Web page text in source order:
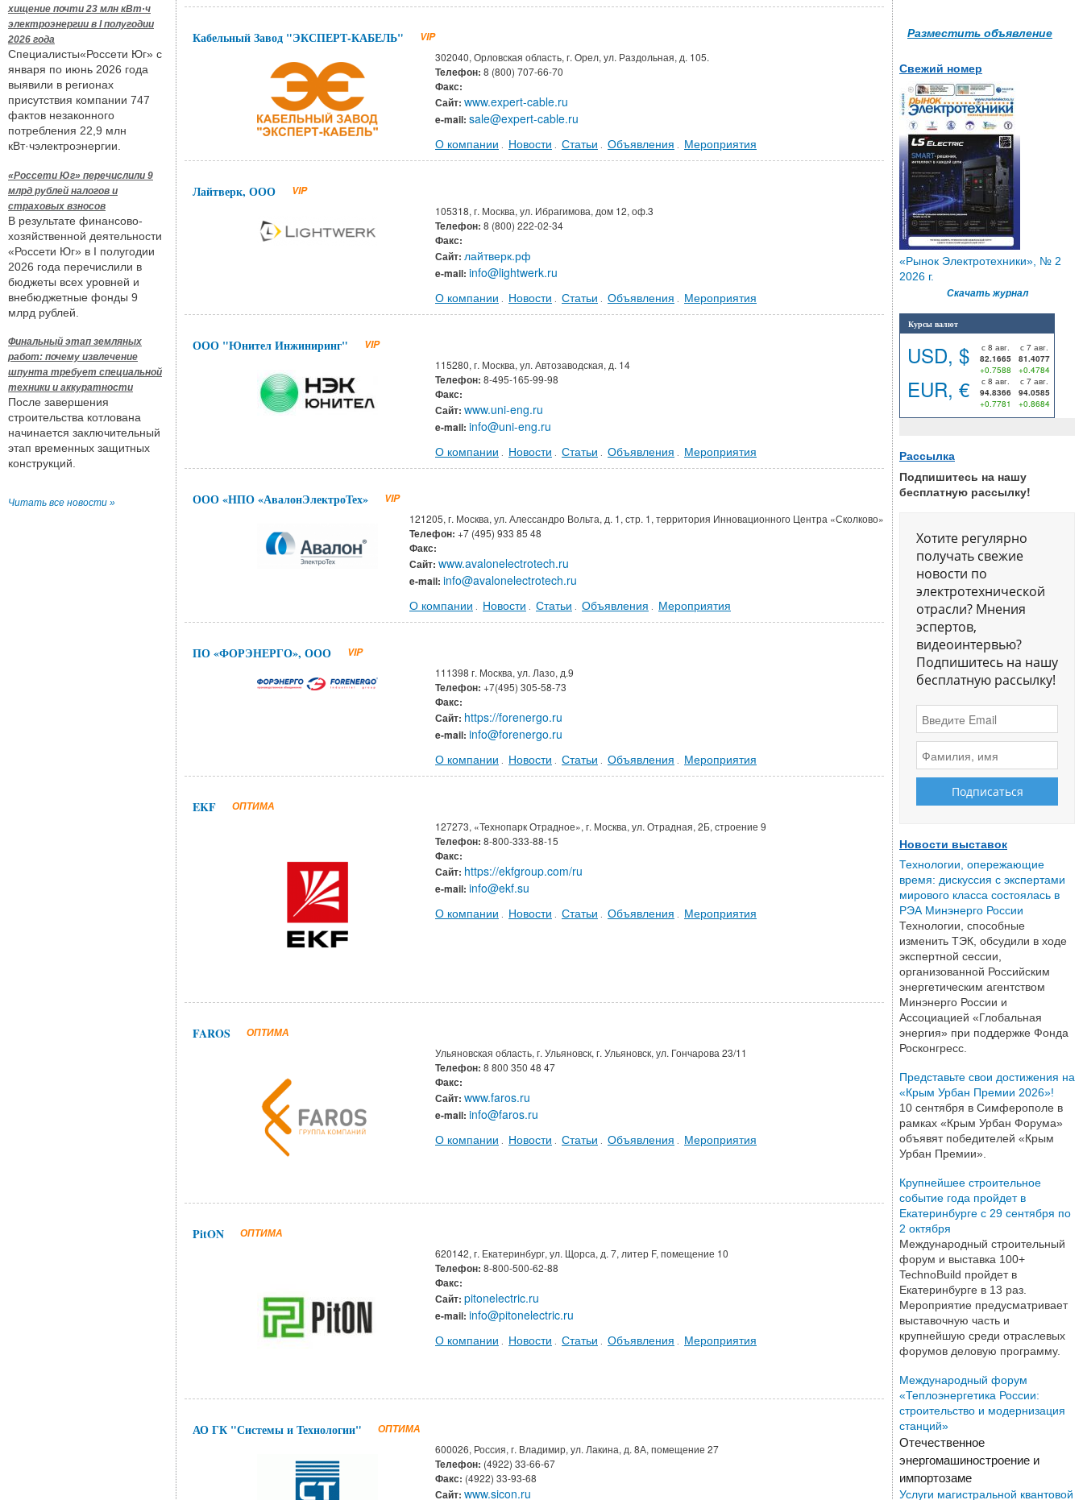
хищение почти 23 млн кВт·ч
электроэнергии в I полугодии
2026 года
Специалисты«Россети Юг» с
января по июнь 2026 года
выявили в регионах
присутствия компании 747
фактов незаконного
потребления 22,9 млн
кВт·чэлектроэнергии.
«Россети Юг» перечислили 9
млрд рублей налогов и
страховых взносов
В результате финансово-
хозяйственной деятельности
«Россети Юг» в I полугодии
2026 года перечислили в
бюджеты всех уровней и
внебюджетные фонды 9
млрд рублей.
Финальный этап земляных
работ: почему извлечение
шпунта требует специальной
техники и аккуратности
После завершения
строительства котлована
начинается заключительный
этап временных защитных
конструкций.
Читать все новости »
Кабельный Завод "ЭКСПЕРТ-КАБЕЛЬ"
VIP
302040, Орловская область, г. Орел, ул. Раздольная, д. 105.
Телефон: 8 (800) 707-66-70
Факс:
Сайт: www.expert-cable.ru
e-mail: sale@expert-cable.ru
О компании
Новости Статьи Объявления Мероприятия
Лайтверк, ООО
VIP
105318, г. Москва, ул. Ибрагимова, дом 12, оф.3
Телефон: 8 (800) 222-02-34
Факс:
Сайт: лайтверк.рф
e-mail: info@lightwerk.ru
О компании
Новости Статьи Объявления Мероприятия
ООО "Юнител Инжиниринг"
VIP
115280, г. Москва, ул. Автозаводская, д. 14
Телефон: 8-495-165-99-98
Факс:
Сайт: www.uni-eng.ru
e-mail: info@uni-eng.ru
О компании
Новости Статьи Объявления Мероприятия
ООО «НПО «АвалонЭлектроТех»
VIP
121205, г. Москва, ул. Алессандро Вольта, д. 1, стр. 1, территория Инновационного Центра «Сколково»
Телефон: +7 (495) 933 85 48
Факс:
Сайт: www.avalonelectrotech.ru
e-mail: info@avalonelectrotech.ru
О компании
Новости Статьи Объявления Мероприятия
ПО «ФОРЭНЕРГО», ООО
VIP
111398 г. Москва, ул. Лазо, д.9
Телефон: +7(495) 305-58-73
Факс:
Сайт: https://forenergo.ru
e-mail: info@forenergo.ru
О компании
Новости Статьи Объявления Мероприятия
EKF
ОПТИМА
127273, «Технопарк Отрадное», г. Москва, ул. Отрадная, 2Б, строение 9
Телефон: 8-800-333-88-15
Факс:
Сайт: https://ekfgroup.com/ru
e-mail: info@ekf.su
О компании
Новости Статьи Объявления Мероприятия
FAROS
ОПТИМА
Ульяновская область, г. Ульяновск, г. Ульяновск, ул. Гончарова 23/11
Телефон: 8 800 350 48 47
Факс:
Сайт: www.faros.ru
e-mail: info@faros.ru
О компании
Новости Статьи Объявления Мероприятия
PitON
ОПТИМА
620142, г. Екатеринбург, ул. Щорса, д. 7, литер F, помещение 10
Телефон: 8-800-500-62-88
Факс:
Сайт: pitonelectric.ru
e-mail: info@pitonelectric.ru
О компании
Новости Статьи Объявления Мероприятия
АО ГК "Системы и Технологии"
ОПТИМА
600026, Россия, г. Владимир, ул. Лакина, д. 8А, помещение 27
Телефон: (4922) 33-66-67
Факс: (4922) 33-93-68
Сайт: www.sicon.ru
Разместить объявление
Свежий номер
«Рынок Электротехники», № 2
2026 г.
Скачать журнал
Курсы валют
USD, $ с 8 авг. с 7 авг.
82.1665 81.4077
+0.7588 +0.4784
EUR, € с 8 авг. с 7 авг.
94.8366 94.0585
+0.7781 +0.8684
Рассылка
Подпишитесь на нашу
бесплатную рассылку!
Хотите регулярно
получать свежие
новости по
электротехнической
отрасли? Мнения
эспертов,
видеоинтервью?
Подпишитесь на нашу
бесплатную рассылку!
Новости выставок
Технологии, опережающие
время: дискуссия с экспертами
мирового класса состоялась в
РЭА Минэнерго России
Технологии, способные
изменить ТЭК, обсудили в ходе
экспертной сессии,
организованной Российским
энергетическим агентством
Минэнерго России и
Ассоциацией «Глобальная
энергия» при поддержке Фонда
Росконгресс.
Представьте свои достижения на
«Крым Урбан Премии 2026»!
10 сентября в Симферополе в
рамках «Крым Урбан Форума»
объявят победителей «Крым
Урбан Премии».
Крупнейшее строительное
событие года пройдет в
Екатеринбурге с 29 сентября по
2 октября
Международный строительный
форум и выставка 100+
TechnoBuild пройдет в
Екатеринбурге в 13 раз.
Мероприятие предусматривает
выставочную часть и
крупнейшую среди отраслевых
форумов деловую программу.
Международный форум
«Теплоэнергетика России:
строительство и модернизация
станций»
Отечественное
энергомашиностроение и
импортозаме
Услуги магистральной квантовой